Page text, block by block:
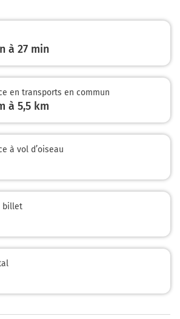
à 27 min
en transports en commun
à 5,5 km
à vol d’oiseau
billet